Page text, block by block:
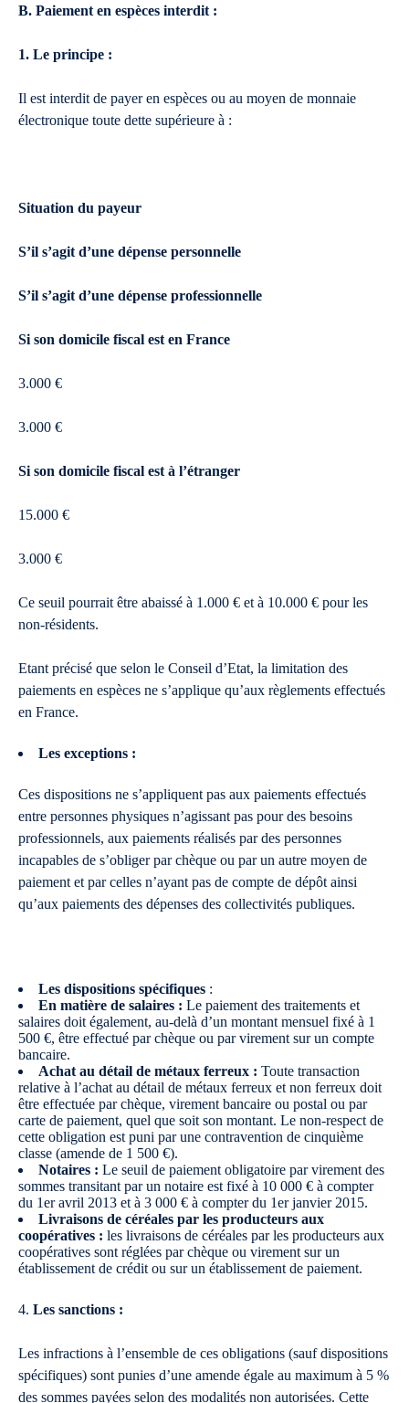
B. Paiement en espèces interdit :
1. Le principe :
Il est interdit de payer en espèces ou au moyen de monnaie
électronique toute dette supérieure à :
Situation du payeur
S’il s’agit d’une dépense personnelle
S’il s’agit d’une dépense professionnelle
Si son domicile fiscal est en France
3.000 €
3.000 €
Si son domicile fiscal est à l’étranger
15.000 €
3.000 €
Ce seuil pourrait être abaissé à 1.000 € et à 10.000 € pour les
non-résidents.
Etant précisé que selon le Conseil d’Etat, la limitation des
paiements en espèces ne s’applique qu’aux règlements effectués
en France.
Les exceptions :
Ces dispositions ne s’appliquent pas aux paiements effectués
entre personnes physiques n’agissant pas pour des besoins
professionnels, aux paiements réalisés par des personnes
incapables de s’obliger par chèque ou par un autre moyen de
paiement et par celles n’ayant pas de compte de dépôt ainsi
qu’aux paiements des dépenses des collectivités publiques.
Les dispositions spécifiques :
En matière de salaires : Le paiement des traitements et
salaires doit également, au-delà d’un montant mensuel fixé à 1
500 €, être effectué par chèque ou par virement sur un compte
bancaire.
Achat au détail de métaux ferreux : Toute transaction
relative à l’achat au détail de métaux ferreux et non ferreux doit
être effectuée par chèque, virement bancaire ou postal ou par
carte de paiement, quel que soit son montant. Le non-respect de
cette obligation est puni par une contravention de cinquième
classe (amende de 1 500 €).
Notaires : Le seuil de paiement obligatoire par virement des
sommes transitant par un notaire est fixé à 10 000 € à compter
du 1er avril 2013 et à 3 000 € à compter du 1er janvier 2015.
Livraisons de céréales par les producteurs aux
coopératives : les livraisons de céréales par les producteurs aux
coopératives sont réglées par chèque ou virement sur un
établissement de crédit ou sur un établissement de paiement.
4. Les sanctions :
Les infractions à l’ensemble de ces obligations (sauf dispositions
spécifiques) sont punies d’une amende égale au maximum à 5 %
des sommes payées selon des modalités non autorisées. Cette